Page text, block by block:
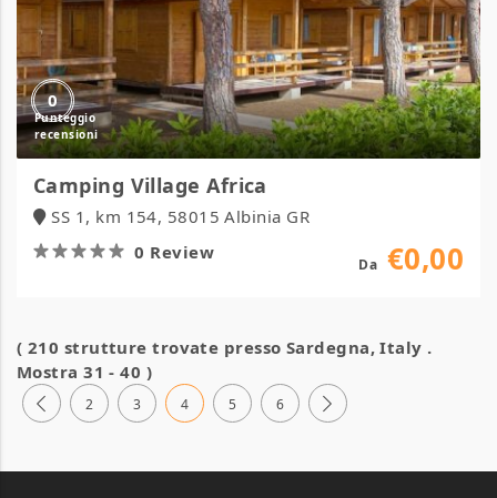
0
Camping Village Africa
SS 1, km 154, 58015 Albinia GR
0 Review
Da €0,00
( 210 strutture trovate presso Sardegna, Italy .
Mostra 31 - 40 )
2 3 4 5 6